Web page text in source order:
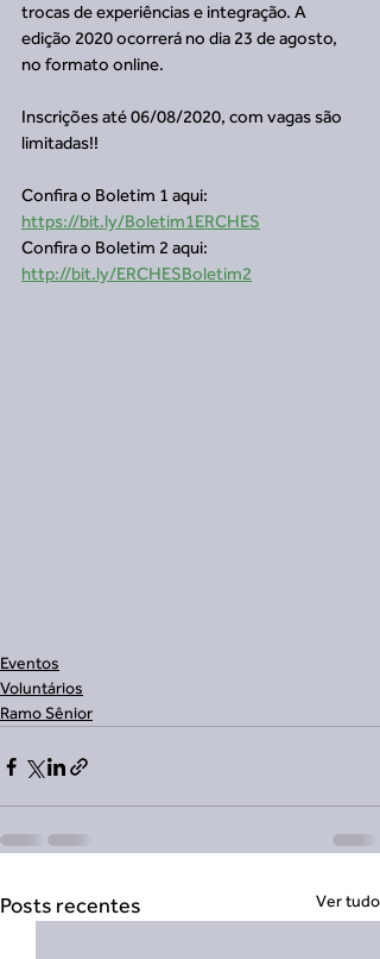
trocas de experiências e integração. A
edição 2020 ocorrerá no dia 23 de agosto,
no formato online.
Inscrições até 06/08/2020, com vagas são
limitadas!!
Confira o Boletim 1 aqui:
https://bit.ly/Boletim1ERCHES
Confira o Boletim 2 aqui:
http://bit.ly/ERCHESBoletim2
Eventos
Voluntários
Ramo Sênior
Posts recentes Ver tudo